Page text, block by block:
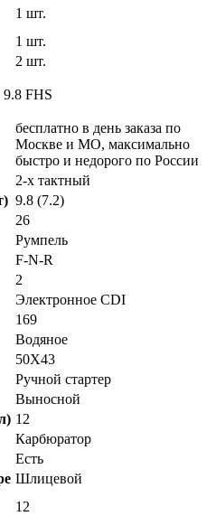
1 шт.
1 шт.
2 шт.
FHS
бесплатно в день заказа по
Москве и МО, максимально
быстро и недорого по России
2-x тактный
9.8 (7.2)
26
Румпель
F-N-R
2
Электронное CDI
169
Водяное
50X43
Ручной стартер
Выносной
12
Карбюратор
Есть
Шлицевой
12